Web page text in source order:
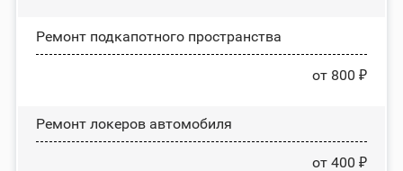
Ремонт подкапотного пространства
от 800 ₽
Ремонт лoĸepoв автомобиля
от 400 ₽